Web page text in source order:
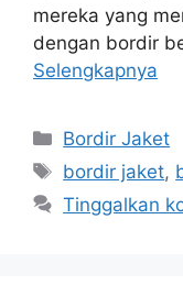
mereka yang
dengan bordir
Selengkapnya
Kategori
Bordir Jaket
Tag
bordir jaket,
Tinggalkan